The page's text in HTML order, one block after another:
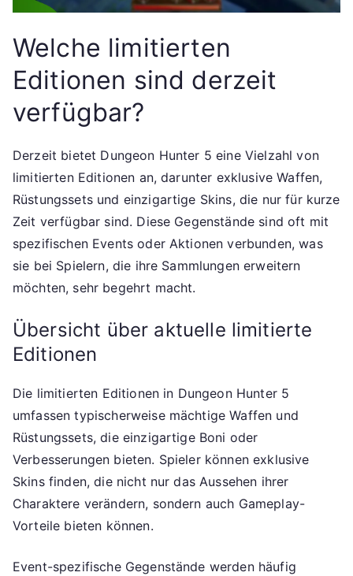
Welche limitierten
Editionen sind derzeit
verfügbar?
Derzeit bietet Dungeon Hunter 5 eine Vielzahl von
limitierten Editionen an, darunter exklusive Waffen,
Rüstungssets und einzigartige Skins, die nur für kurze
Zeit verfügbar sind. Diese Gegenstände sind oft mit
spezifischen Events oder Aktionen verbunden, was
sie bei Spielern, die ihre Sammlungen erweitern
möchten, sehr begehrt macht.
Übersicht über aktuelle limitierte
Editionen
Die limitierten Editionen in Dungeon Hunter 5
umfassen typischerweise mächtige Waffen und
Rüstungssets, die einzigartige Boni oder
Verbesserungen bieten. Spieler können exklusive
Skins finden, die nicht nur das Aussehen ihrer
Charaktere verändern, sondern auch Gameplay-
Vorteile bieten können.
Event-spezifische Gegenstände werden häufig